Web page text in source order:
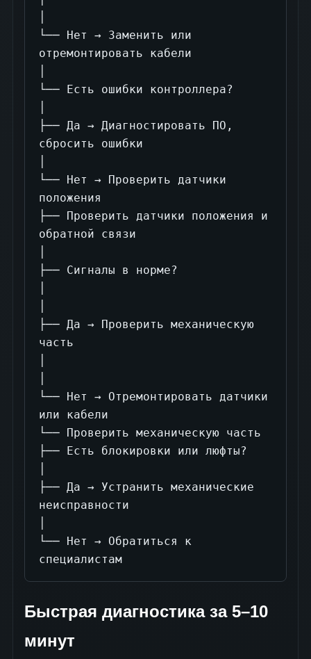
└── Нет → Заменить или
отремонтировать кабели
└── Есть ошибки контроллера?
├── Да → Диагностировать ПО,
сбросить ошибки
└── Нет → Проверить датчики
положения
├── Проверить датчики положения и
обратной связи
├── Сигналы в норме?
├── Да → Проверить механическую
часть
└── Нет → Отремонтировать датчики
или кабели
└── Проверить механическую часть
├── Есть блокировки или люфты?
├── Да → Устранить механические
неисправности
└── Нет → Обратиться к
специалистам
Быстрая диагностика за 5–10
минут